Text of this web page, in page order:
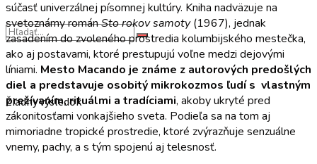
Žiadny výsledok
súčasť univerzálnej písomnej kultúry. Kniha nadväzuje na
svetoznámy románSto rokov samoty(1967), jednak
zasadením do zvoleného prostredia kolumbijského mestečka,
ako aj postavami, ktoré prestupujú voľne medzi dejovými
líniami. Mesto Macando je známe z autorových predošlých
diel a predstavuje osobitý mikrokozmos ľudí s vlastným
prežívaním, rituálmi a tradíciami, akoby ukryté pred
zákonitosťami vonkajšieho sveta. Podieľa sa na tom aj
mimoriadne tropické prostredie, ktoré zvýrazňuje senzuálne
vnemy, pachy, a s tým spojenú aj telesnosť.